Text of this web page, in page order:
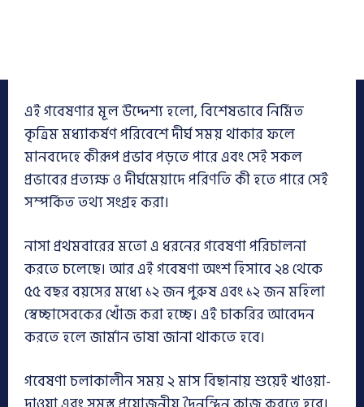
এই গবেষণার মূল উদ্দেশ্য হলো, বিশেষভাবে নির্মিত
কৃত্রিম মধ্যাকর্ষণ পরিবেশে দীর্ঘ সময় থাকার ফলে
মানবদেহে কীরূপ প্রভাব পড়তে পারে এবং সেই সকল
প্রভাবের প্রত্যক্ষ ও দীর্ঘমেয়াদে পরিণতি কী হতে পারে সেই
সম্পর্কিত তথ্য সংগ্রহ করা।
নাসা প্রথমবারের মতো এ ধরনের গবেষণা পরিচালনা
করতে চলেছে। আর এই গবেষণা অংশ হিসাবে ২৪ থেকে
৫৫ বছর বয়সের মধ্যে ১২ জন পুরুষ এবং ১২ জন মহিলা
স্বেচ্ছাসেবকের খোঁজ করা হচ্ছে। এই চাকরির আবেদন
করতে হলে জার্মান ভাষা জানা থাকতে হবে।
গবেষণা চলাকালীন সময় ২ মাস বিছানায় শুয়েই খাওয়া-